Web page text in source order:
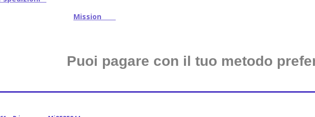
Mission
Puoi pagare con il tuo metodo